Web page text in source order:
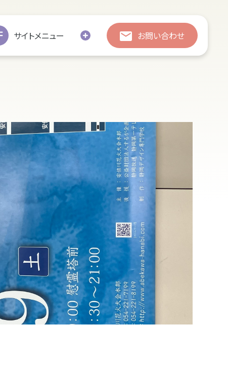
サイトメニュー お問い合わせ
総合お問い合わせ
裾野店
総合お問い合わせ
お引越し
墓じまい